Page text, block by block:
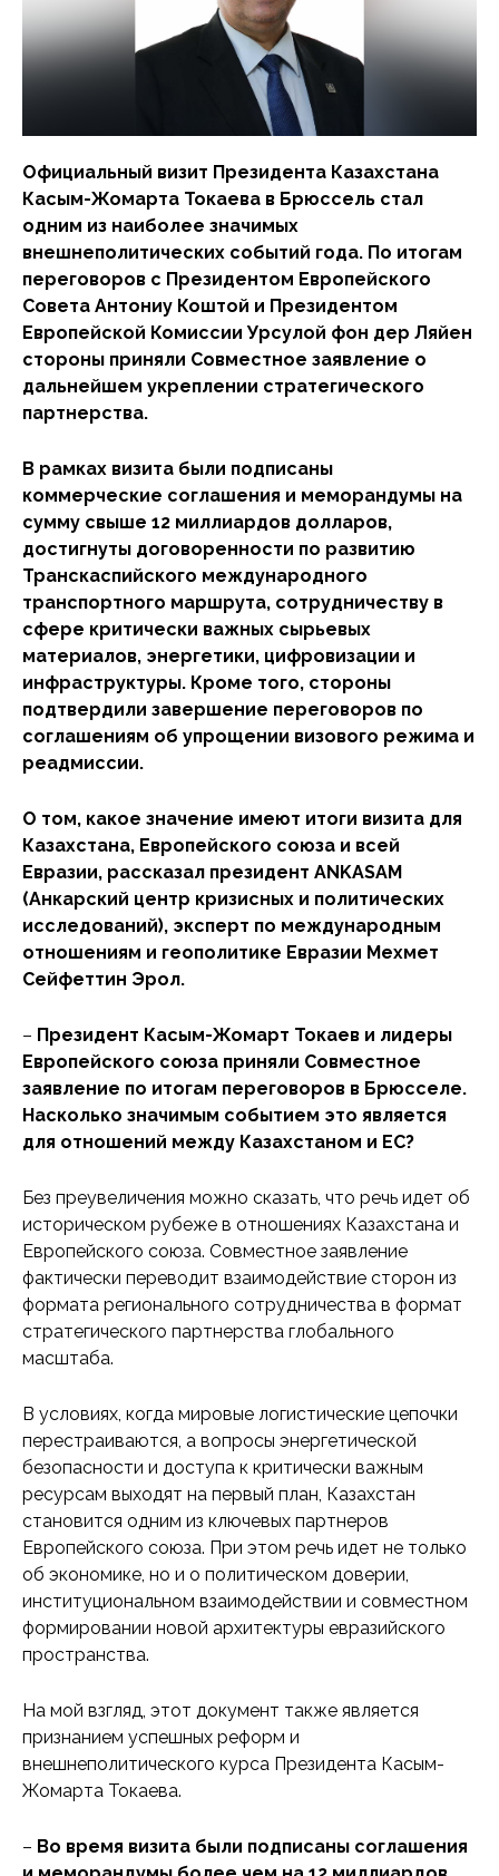
Официальный визит Президента Казахстана
Касым-Жомарта Токаева в Брюссель стал
одним из наиболее значимых
внешнеполитических событий года. По итогам
переговоров с Президентом Европейского
Совета Антониу Коштой и Президентом
Европейской Комиссии Урсулой фон дер Ляйен
стороны приняли Совместное заявление о
дальнейшем укреплении стратегического
партнерства.
В рамках визита были подписаны
коммерческие соглашения и меморандумы на
сумму свыше 12 миллиардов долларов,
достигнуты договоренности по развитию
Транскаспийского международного
транспортного маршрута, сотрудничеству в
сфере критически важных сырьевых
материалов, энергетики, цифровизации и
инфраструктуры. Кроме того, стороны
подтвердили завершение переговоров по
соглашениям об упрощении визового режима и
реадмиссии.
О том, какое значение имеют итоги визита для
Казахстана, Европейского союза и всей
Евразии, рассказал президент ANKASAM
(Анкарский центр кризисных и политических
исследований), эксперт по международным
отношениям и геополитике Евразии Мехмет
Сейфеттин Эрол.
– Президент Касым-Жомарт Токаев и лидеры
Европейского союза приняли Совместное
заявление по итогам переговоров в Брюсселе.
Насколько значимым событием это является
для отношений между Казахстаном и ЕС?
Без преувеличения можно сказать, что речь идет об
историческом рубеже в отношениях Казахстана и
Европейского союза. Совместное заявление
фактически переводит взаимодействие сторон из
формата регионального сотрудничества в формат
стратегического партнерства глобального
масштаба.
В условиях, когда мировые логистические цепочки
перестраиваются, а вопросы энергетической
безопасности и доступа к критически важным
ресурсам выходят на первый план, Казахстан
становится одним из ключевых партнеров
Европейского союза. При этом речь идет не только
об экономике, но и о политическом доверии,
институциональном взаимодействии и совместном
формировании новой архитектуры евразийского
пространства.
На мой взгляд, этот документ также является
признанием успешных реформ и
внешнеполитического курса Президента Касым-
Жомарта Токаева.
– Во время визита были подписаны соглашения